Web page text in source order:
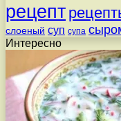
рецепт
слоеный суп супа
Интересно